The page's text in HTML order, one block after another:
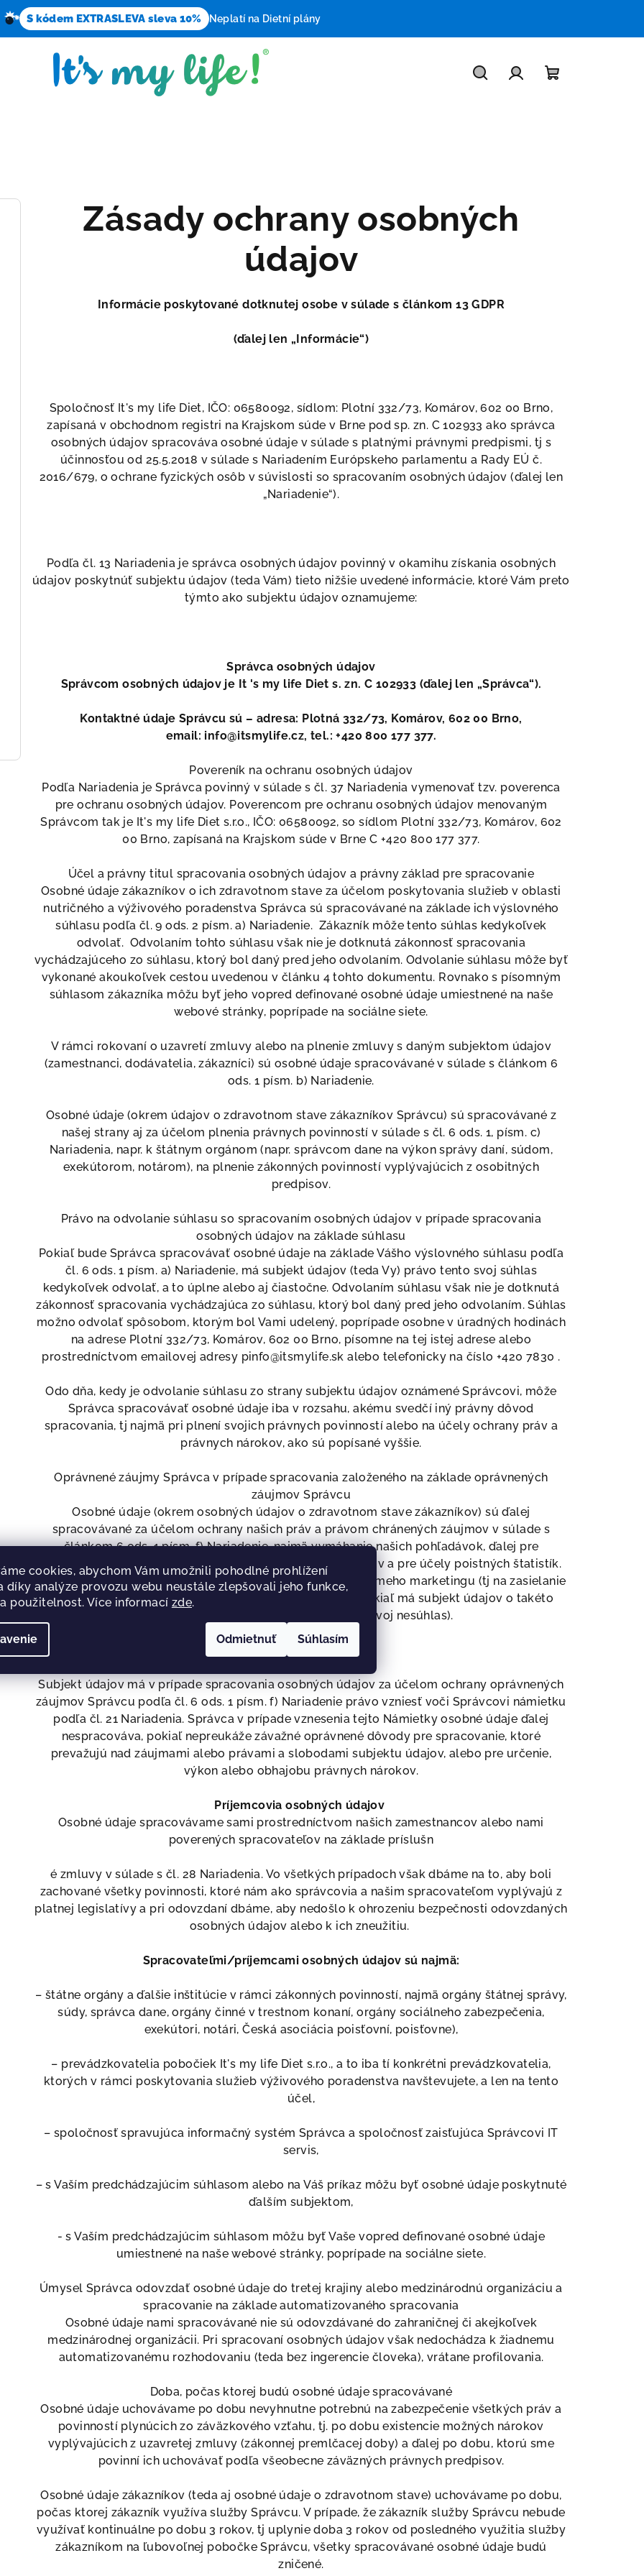
S kódem EXTRASLEVA sleva 10% Neplatí na Dietní plány
cookies, abychom Vám umožnili pohodlné prohlížení
díky analýze provozu webu neustále zlepšovali jeho funkce,
použitelnost. Více informací zde.
Odmietnuť Súhlasím
Zásady ochrany osobných
údajov
Informácie poskytované dotknutej osobe v súlade s článkom 13 GDPR
(ďalej len „Informácie“)
Spoločnosť It's my life Diet, IČO: 06580092, sídlom: Plotní 332/73, Komárov, 602 00 Brno,
zapísaná v obchodnom registri na Krajskom súde v Brne pod sp. zn. C 102933 ako správca
osobných údajov spracováva osobné údaje v súlade s platnými právnymi predpismi, tj s
účinnosťou od 25.5.2018 v súlade s Nariadením Európskeho parlamentu a Rady EÚ č.
2016/679, o ochrane fyzických osôb v súvislosti so spracovaním osobných údajov (ďalej len
„Nariadenie“).
Podľa čl. 13 Nariadenia je správca osobných údajov povinný v okamihu získania osobných
údajov poskytnúť subjektu údajov (teda Vám) tieto nižšie uvedené informácie, ktoré Vám preto
týmto ako subjektu údajov oznamujeme:
Správca osobných údajov
Správcom osobných údajov je It 's my life Diet s. zn. C 102933 (ďalej len „Správca“).
Kontaktné údaje Správcu sú – adresa: Plotná 332/73, Komárov, 602 00 Brno,
email: info@itsmylife.cz, tel.: +420 800 177 377.
Povereník na ochranu osobných údajov
Podľa Nariadenia je Správca povinný v súlade s čl. 37 Nariadenia vymenovať tzv. poverenca
pre ochranu osobných údajov. Poverencom pre ochranu osobných údajov menovaným
Správcom tak je It's my life Diet s.r.o., IČO: 06580092, so sídlom Plotní 332/73, Komárov, 602
00 Brno, zapísaná na Krajskom súde v Brne C +420 800 177 377.
Účel a právny titul spracovania osobných údajov a právny základ pre spracovanie
Osobné údaje zákazníkov o ich zdravotnom stave za účelom poskytovania služieb v oblasti
nutričného a výživového poradenstva Správca sú spracovávané na základe ich výslovného
súhlasu podľa čl. 9 ods. 2 písm. a) Nariadenie. Zákazník môže tento súhlas kedykoľvek
odvolať. Odvolaním tohto súhlasu však nie je dotknutá zákonnosť spracovania
vychádzajúceho zo súhlasu, ktorý bol daný pred jeho odvolaním. Odvolanie súhlasu môže byť
vykonané akoukoľvek cestou uvedenou v článku 4 tohto dokumentu. Rovnako s písomným
súhlasom zákazníka môžu byť jeho vopred definované osobné údaje umiestnené na naše
webové stránky, poprípade na sociálne siete.
V rámci rokovaní o uzavretí zmluvy alebo na plnenie zmluvy s daným subjektom údajov
(zamestnanci, dodávatelia, zákazníci) sú osobné údaje spracovávané v súlade s článkom 6
ods. 1 písm. b) Nariadenie.
Osobné údaje (okrem údajov o zdravotnom stave zákazníkov Správcu) sú spracovávané z
našej strany aj za účelom plnenia právnych povinností v súlade s čl. 6 ods. 1, písm. c)
Nariadenia, napr. k štátnym orgánom (napr. správcom dane na výkon správy daní, súdom,
exekútorom, notárom), na plnenie zákonných povinností vyplývajúcich z osobitných
predpisov.
Právo na odvolanie súhlasu so spracovaním osobných údajov v prípade spracovania
osobných údajov na základe súhlasu
Pokiaľ bude Správca spracovávať osobné údaje na základe Vášho výslovného súhlasu podľa
čl. 6 ods. 1 písm. a) Nariadenie, má subjekt údajov (teda Vy) právo tento svoj súhlas
kedykoľvek odvolať, a to úplne alebo aj čiastočne. Odvolaním súhlasu však nie je dotknutá
zákonnosť spracovania vychádzajúca zo súhlasu, ktorý bol daný pred jeho odvolaním. Súhlas
možno odvolať spôsobom, ktorým bol Vami udelený, poprípade osobne v úradných hodinách
na adrese Plotní 332/73, Komárov, 602 00 Brno, písomne na tej istej adrese alebo
prostredníctvom emailovej adresy pinfo@itsmylife.sk alebo telefonicky na číslo +420 7830 .
Odo dňa, kedy je odvolanie súhlasu zo strany subjektu údajov oznámené Správcovi, môže
Správca spracovávať osobné údaje iba v rozsahu, akému svedčí iný právny dôvod
spracovania, tj najmä pri plnení svojich právnych povinností alebo na účely ochrany práv a
právnych nárokov, ako sú popísané vyššie.
Oprávnené záujmy Správca v prípade spracovania založeného na základe oprávnených
záujmov Správcu
Osobné údaje (okrem osobných údajov o zdravotnom stave zákazníkov) sú ďalej
spracovávané za účelom ochrany našich práv a právom chránených záujmov v súlade s
článkom 6 ods. 1 písm. f) Nariadenie, najmä vymáhanie našich pohľadávok, ďalej pre
zabezpečenie našich elektronických informačných systémov a pre účely poistných štatistík.
Ďalej môžu byť osobné údaje spracovávané na využitie priameho marketingu (tj na zasielanie
ponúk o produktoch, informácií o nových produktoch, pokiaľ má subjekt údajov o takéto
informácie záujem – teda, ak neprejaví svoj nesúhlas).
Subjekt údajov má v prípade spracovania osobných údajov za účelom ochrany oprávnených
záujmov Správcu podľa čl. 6 ods. 1 písm. f) Nariadenie právo vzniesť voči Správcovi námietku
podľa čl. 21 Nariadenia. Správca v prípade vznesenia tejto Námietky osobné údaje ďalej
nespracováva, pokiaľ nepreukáže závažné oprávnené dôvody pre spracovanie, ktoré
prevažujú nad záujmami alebo právami a slobodami subjektu údajov, alebo pre určenie,
výkon alebo obhajobu právnych nárokov.
Príjemcovia osobných údajov
Osobné údaje spracovávame sami prostredníctvom našich zamestnancov alebo nami
poverených spracovateľov na základe príslušn
é zmluvy v súlade s čl. 28 Nariadenia. Vo všetkých prípadoch však dbáme na to, aby boli
zachované všetky povinnosti, ktoré nám ako správcovia a našim spracovateľom vyplývajú z
platnej legislatívy a pri odovzdaní dbáme, aby nedošlo k ohrozeniu bezpečnosti odovzdaných
osobných údajov alebo k ich zneužitiu.
Spracovateľmi/príjemcami osobných údajov sú najmä:
– štátne orgány a ďalšie inštitúcie v rámci zákonných povinností, najmä orgány štátnej správy,
súdy, správca dane, orgány činné v trestnom konaní, orgány sociálneho zabezpečenia,
exekútori, notári, Česká asociácia poisťovní, poisťovne),
– prevádzkovatelia pobočiek It's my life Diet s.r.o., a to iba tí konkrétni prevádzkovatelia,
ktorých v rámci poskytovania služieb výživového poradenstva navštevujete, a len na tento
účel,
– spoločnosť spravujúca informačný systém Správca a spoločnosť zaisťujúca Správcovi IT
servis,
– s Vaším predchádzajúcim súhlasom alebo na Váš príkaz môžu byť osobné údaje poskytnuté
ďalším subjektom,
- s Vaším predchádzajúcim súhlasom môžu byť Vaše vopred definované osobné údaje
umiestnené na naše webové stránky, poprípade na sociálne siete.
Úmysel Správca odovzdať osobné údaje do tretej krajiny alebo medzinárodnú organizáciu a
spracovanie na základe automatizovaného spracovania
Osobné údaje nami spracovávané nie sú odovzdávané do zahraničnej či akejkoľvek
medzinárodnej organizácii. Pri spracovaní osobných údajov však nedochádza k žiadnemu
automatizovanému rozhodovaniu (teda bez ingerencie človeka), vrátane profilovania.
Doba, počas ktorej budú osobné údaje spracovávané
Osobné údaje uchovávame po dobu nevyhnutne potrebnú na zabezpečenie všetkých práv a
povinností plynúcich zo záväzkového vzťahu, tj. po dobu existencie možných nárokov
vyplývajúcich z uzavretej zmluvy (zákonnej premlčacej doby) a ďalej po dobu, ktorú sme
povinní ich uchovávať podľa všeobecne záväzných právnych predpisov.
Osobné údaje zákazníkov (teda aj osobné údaje o zdravotnom stave) uchovávame po dobu,
počas ktorej zákazník využíva služby Správcu. V prípade, že zákazník služby Správcu nebude
využívať kontinuálne po dobu 3 rokov, tj uplynie doba 3 rokov od posledného využitia služby
zákazníkom na ľubovoľnej pobočke Správcu, všetky spracovávané osobné údaje budú
zničené.